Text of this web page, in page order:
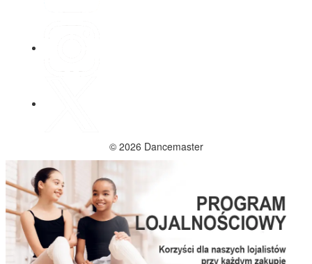
© 2026 Dancemaster